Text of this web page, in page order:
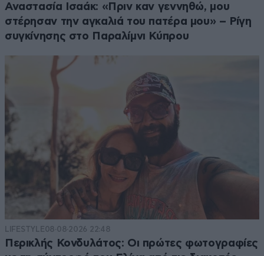
Αναστασία Ισαάκ: «Πριν καν γεννηθώ, μου
στέρησαν την αγκαλιά του πατέρα μου» – Ρίγη
συγκίνησης στο Παραλίμνι Κύπρου
LIFESTYLE08·08·2026 22:48
Περικλής Κονδυλάτος: Οι πρώτες φωτογραφίες